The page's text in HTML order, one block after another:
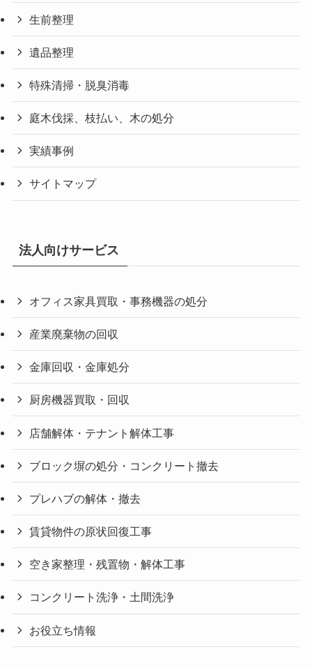
生前整理
遺品整理
特殊清掃・脱臭消毒
庭木伐採、枝払い、木の処分
実績事例
サイトマップ
法人向けサービス
オフィス家具買取・事務機器の処分
産業廃棄物の回収
金庫回収・金庫処分
厨房機器買取・回収
店舗解体・テナント解体工事
ブロック塀の処分・コンクリート撤去
プレハブの解体・撤去
賃貸物件の原状回復工事
空き家整理・残置物・解体工事
コンクリート洗浄・土間洗浄
お役立ち情報